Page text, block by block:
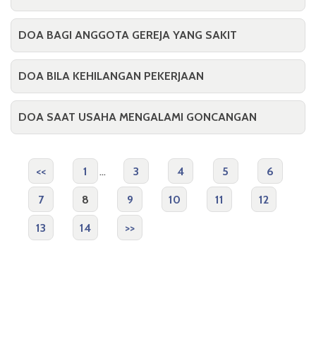
DOA BAGI ANGGOTA GEREJA YANG SAKIT
DOA BILA KEHILANGAN PEKERJAAN
DOA SAAT USAHA MENGALAMI GONCANGAN
<< 1 ... 3 4 5 6
7 8 9 10 11 12
13 14 >>